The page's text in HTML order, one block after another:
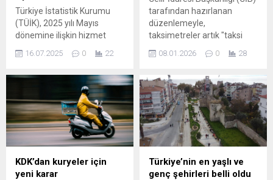
Türkiye İstatistik Kurumu
(TÜİK), 2025 yılı Mayıs
dönemine ilişkin hizmet
üretim endeksi verilerini
yayımladı. Açıklanan verilere
dönemine göre yüzde 3,9
oranında artış gösterdi. Aylık
bazda ise hizmet üretimi
yüzde 1,2 ...
16.07.2025 0 22
tarafından hazırlanan
düzenlemeyle,
taksimetreler artık "taksi
mali cihazı" olmadan
çalışamayacak ve her
olarak fiş veya e-belge
düzenlenecek. Hazine ve
Maliye Bakanlığı, taksi
taşımacılığında ...
08.01.2026 0 28
KDK’dan kuryeler için
yeni karar
Türkiye’nin en yaşlı ve
genç şehirleri belli oldu